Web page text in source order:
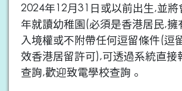
2024年12月31日或以前出生,並
年就讀幼稚園(必須是香港居民,擁
入境權或不附帶任何逗留條件(逗
效香港居留許可),可透過系統直接
查詢,歡迎致電學校查詢。